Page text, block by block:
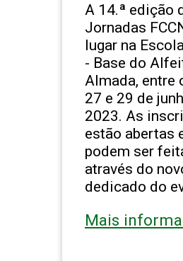
A 14.ª edição
Jornadas
lugar na
- Base do
Almada, entre
27 e 29 de
2023. As
estão abertas
podem ser
através do
dedicado do
Mais